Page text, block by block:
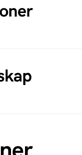
lektioner
att bli en
eller